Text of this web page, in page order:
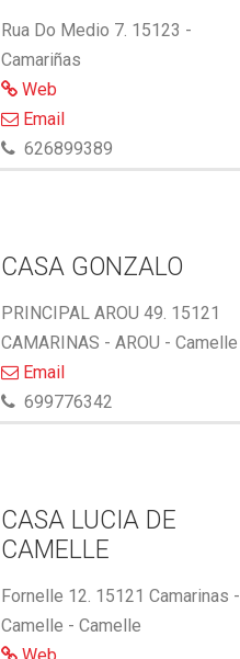
Rua Do Medio 7. 15123 -
Camariñas
Web
Email
626899389
CASA GONZALO
PRINCIPAL AROU 49. 15121
CAMARINAS - AROU - Camelle
Email
699776342
CASA LUCIA DE
CAMELLE
Fornelle 12. 15121 Camarinas -
Camelle - Camelle